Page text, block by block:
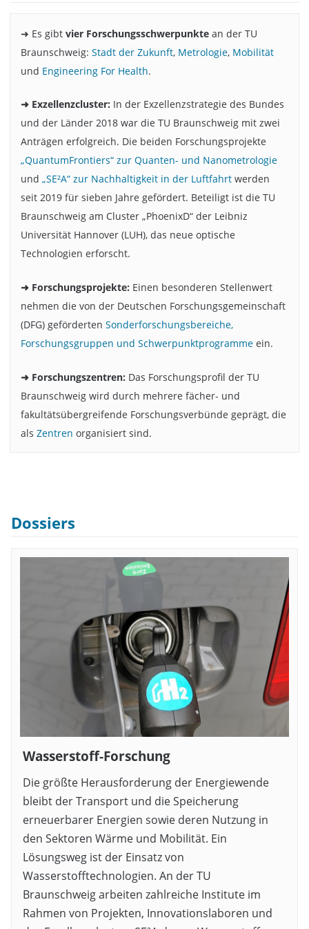
➜ Es gibt vier Forschungsschwerpunktean der TU
Braunschweig: Stadt der Zukunft, Metrologie, Mobilität
und Engineering For Health.
➜ Exzellenzcluster: In der Exzellenzstrategie des Bundes
und der Länder 2018 war die TU Braunschweig mit zwei
Anträgen erfolgreich. Die beiden Forschungsprojekte
„QuantumFrontiers“ zur Quanten- und Nanometrologie
und „SE²A“ zur Nachhaltigkeit in der Luftfahrtwerden
seit 2019 für sieben Jahre gefördert. Beteiligt ist die TU
Braunschweig am Cluster „PhoenixD“ der Leibniz
Universität Hannover (LUH), das neue optische
Technologien erforscht.
➜ Forschungsprojekte: Einen besonderen Stellenwert
nehmen die von der Deutschen Forschungsgemeinschaft
(DFG) geförderten Sonderforschungsbereiche,
Forschungsgruppen und Schwerpunktprogrammeein.
➜ Forschungszentren: Das Forschungsprofil der TU
Braunschweig wird durch mehrere fächer- und
fakultätsübergreifende Forschungsverbünde geprägt, die
als Zentren organisiert sind.
Dossiers
Wasserstoff-Forschung
Die größte Herausforderung der Energiewende
bleibt der Transport und die Speicherung
erneuerbarer Energien sowie deren Nutzung in
den Sektoren Wärme und Mobilität. Ein
Lösungsweg ist der Einsatz von
Wasserstofftechnologien. An der TU
Braunschweig arbeiten zahlreiche Institute im
Rahmen von Projekten, Innovationslaboren und